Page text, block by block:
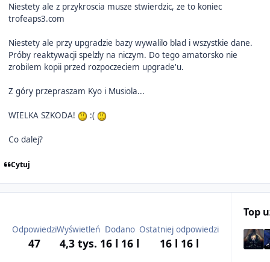
Niestety ale z przykroscia musze stwierdzic, ze to koniec
trofeaps3.com
Niestety ale przy upgradzie bazy wywalilo blad i wszystkie dane.
Próby reaktywacji spelzly na niczym. Do tego amatorsko nie
zrobilem kopii przed rozpoczeciem upgrade'u.
Z góry przepraszam Kyo i Musiola...
WIELKA SZKODA! :(
Co dalej?
Cytuj
Odpowiedzi
47
Wyświetleń
4,3 tys.
Dodano
16 l 16 l
Ostatniej odpowiedzi
16 l 16 l
Top